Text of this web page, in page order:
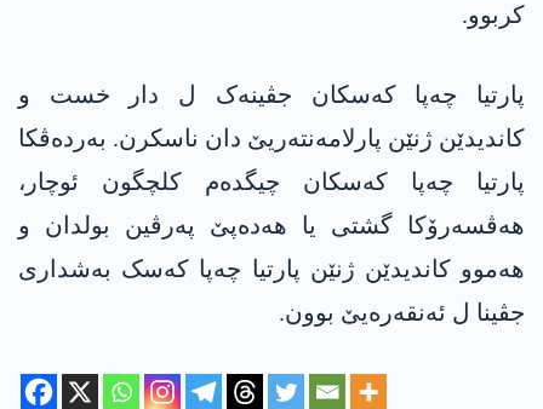
کربوو.
پارتیا چەپا کەسکان جڤینەک ل دار خست و
کاندیدێن ژنێن پارلامەنتەریێ دان ناسکرن. بەردەڤکا
پارتیا چەپا کەسکان چیگدەم کلچگون ئوچار،
ھەڤسەرۆکا گشتی یا ھەدەپێ پەرڤین بولدان و
ھەموو کاندیدێن ژنێن پارتیا چەپا کەسک بەشداری
جڤینا ل ئەنقەرەیێ بوون.